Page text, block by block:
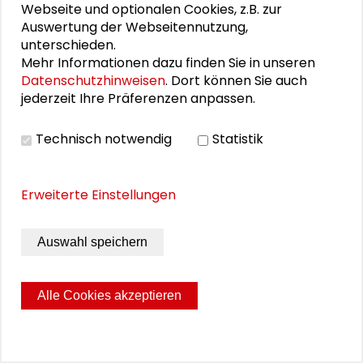
MEHR ERFAHREN
Webseite und optionalen Cookies, z.B. zur
Auswertung der Webseitennutzung,
unterschieden.
Mehr Informationen dazu finden Sie in unseren
Datenschutzhinweisen. Dort können Sie auch
jederzeit Ihre Präferenzen anpassen.
Technisch notwendig Statistik
Erweiterte Einstellungen
Auswahl speichern
Alle Cookies akzeptieren